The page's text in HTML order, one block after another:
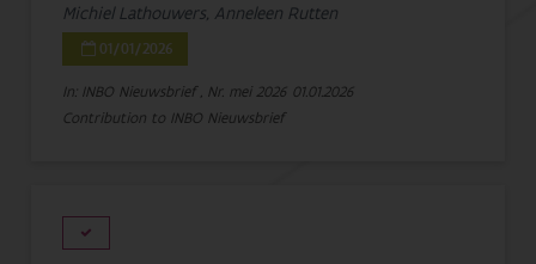
Michiel Lathouwers, Anneleen Rutten
01/01/2026
In: INBO Nieuwsbrief , Nr. mei 2026 01.01.2026
Contribution to INBO Nieuwsbrief